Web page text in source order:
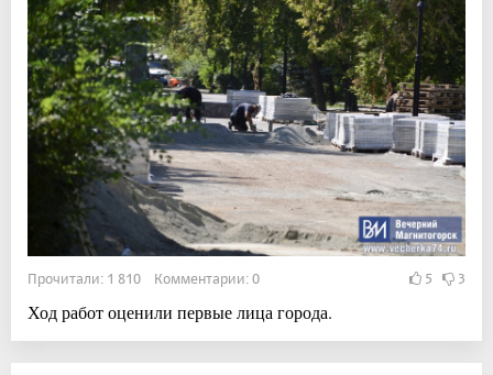
Прочитали: 1 810 Комментарии: 0 5 3
Ход работ оценили первые лица города.